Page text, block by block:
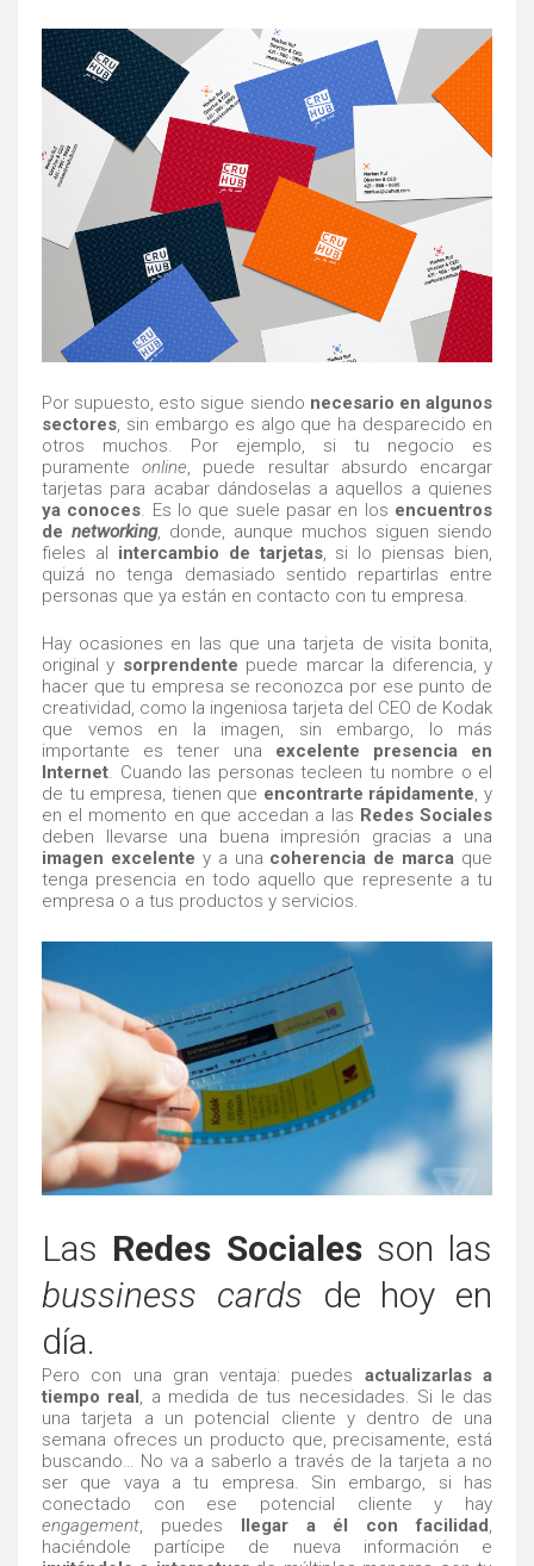
Por supuesto, esto sigue siendo necesario en algunos
sectores, sin embargo es algo que ha desparecido en
otros muchos. Por ejemplo, si tu negocio es
puramenteonline, puede resultar absurdo encargar
tarjetas para acabar dándoselas a aquellos a quienes
ya conoces. Es lo que suele pasar en los encuentros
de networking, donde, aunque muchos siguen siendo
fieles al intercambio de tarjetas, si lo piensas bien,
quizá no tenga demasiado sentido repartirlas entre
personas que ya están en contacto con tu empresa.
Hay ocasiones en las que una tarjeta de visita bonita,
original y sorprendente puede marcar la diferencia, y
hacer que tu empresa se reconozca por ese punto de
creatividad, como la ingeniosa tarjeta del CEO de Kodak
que vemos en la imagen, sin embargo, lo más
importante es tener una excelente presencia en
Internet. Cuando las personas tecleen tu nombre o el
de tu empresa, tienen que encontrarte rápidamente, y
en el momento en que accedan a las Redes Sociales
deben llevarse una buena impresión gracias a una
imagen excelente y a una coherencia de marca que
tenga presencia en todo aquello que represente a tu
empresa o a tus productos y servicios.
Las Redes Socialesson las
bussiness cards de hoy en
día.
Pero con una gran ventaja: puedes actualizarlas a
tiempo real, a medida de tus necesidades. Si le das
una tarjeta a un potencial cliente y dentro de una
semana ofreces un producto que, precisamente, está
buscando… No va a saberlo a través de la tarjeta a no
ser que vaya a tu empresa. Sin embargo, si has
conectado con ese potencial cliente y hay
engagement, puedes llegar a él con facilidad,
haciéndole partícipe de nueva información e